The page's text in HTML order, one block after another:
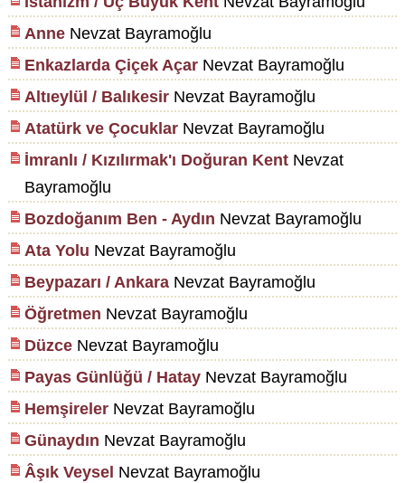
AnneNevzat Bayramoğlu
Enkazlarda Çiçek AçarNevzat Bayramoğlu
Altıeylül / BalıkesirNevzat Bayramoğlu
Atatürk ve ÇocuklarNevzat Bayramoğlu
İmranlı / Kızılırmak'ı Doğuran KentNevzat
Bayramoğlu
Bozdoğanım Ben - Aydın Nevzat Bayramoğlu
Ata Yolu Nevzat Bayramoğlu
Beypazarı / AnkaraNevzat Bayramoğlu
Öğretmen Nevzat Bayramoğlu
DüzceNevzat Bayramoğlu
Payas Günlüğü / HatayNevzat Bayramoğlu
HemşirelerNevzat Bayramoğlu
Günaydın Nevzat Bayramoğlu
Âşık Veysel Nevzat Bayramoğlu